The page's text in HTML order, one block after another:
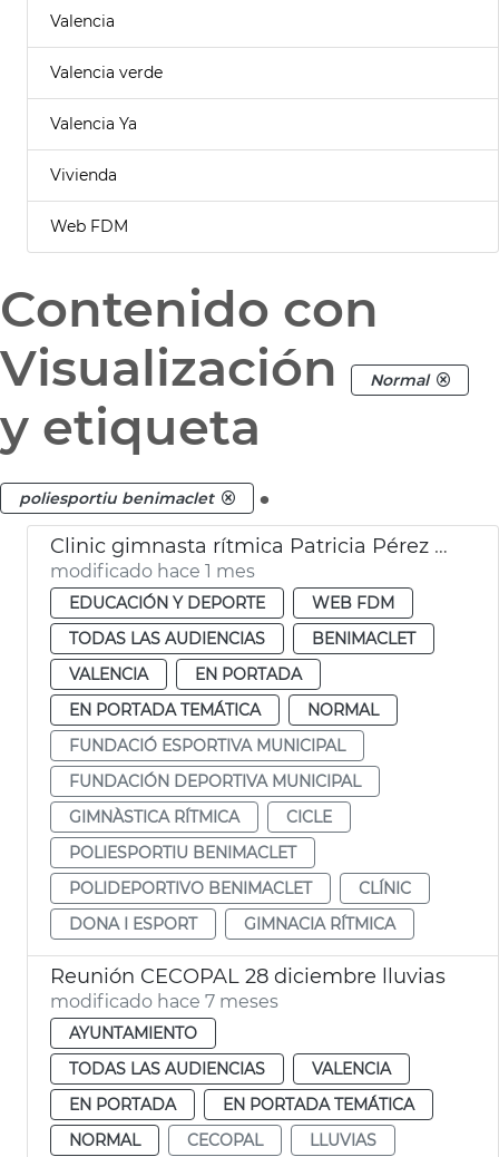
Valencia
Valencia verde
Valencia Ya
Vivienda
Web FDM
Contenido con
Visualización
Normal
y etiqueta
poliesportiu benimaclet .
Clinic gimnasta rítmica Patricia Pérez Fos València
modificado hace 1 mes
EDUCACIÓN Y DEPORTE
WEB FDM
TODAS LAS AUDIENCIAS
BENIMACLET
VALENCIA
EN PORTADA
EN PORTADA TEMÁTICA
NORMAL
FUNDACIÓ ESPORTIVA MUNICIPAL
FUNDACIÓN DEPORTIVA MUNICIPAL
GIMNÀSTICA RÍTMICA
CICLE
POLIESPORTIU BENIMACLET
POLIDEPORTIVO BENIMACLET
CLÍNIC
DONA I ESPORT
GIMNACIA RÍTMICA
Reunión CECOPAL 28 diciembre lluvias
modificado hace 7 meses
AYUNTAMIENTO
TODAS LAS AUDIENCIAS
VALENCIA
EN PORTADA
EN PORTADA TEMÁTICA
NORMAL
CECOPAL
LLUVIAS